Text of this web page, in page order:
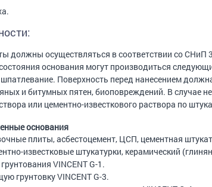
должны осуществляться в соответствии со СНиП
основания могут производиться
Поверхность перед нанесением
и битумных пятен, биоповреждений. В случае
или цементно-известкового раствора по
основания
плиты, асбестоцемент, ЦСП, цементная
известковые штукатурки, керамический
VINCENT G-1.
грунтовку VINCENT G-3.